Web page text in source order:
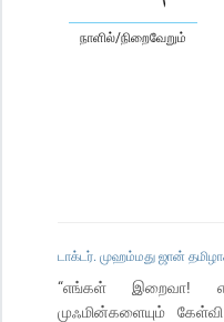
நாளில்/நிறைவேறும்
டாக்டர். முஹம்மது ஜான்
“எங்கள் இறைவா!
முஃமின்களையும்